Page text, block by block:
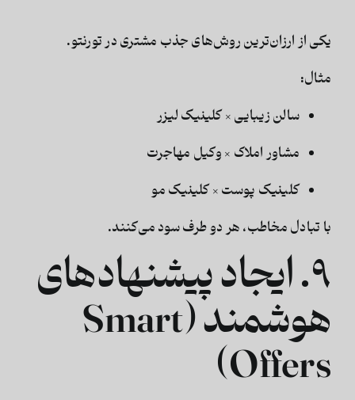
یکی از ارزان‌ترین روش‌های جذب مشتری در تورنتو.
مثال:
سالن زیبایی × کلینیک لیزر
مشاور املاک × وکیل مهاجرت
کلینیک پوست × کلینیک مو
با تبادل مخاطب، هر دو طرف سود می‌کنند.
۹. ایجاد پیشنهادهای
هوشمند (Smart
Offers)